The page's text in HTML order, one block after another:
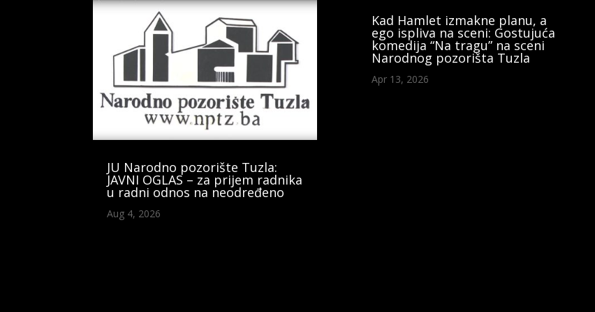
JU Narodno pozorište Tuzla:
JAVNI OGLAS – za prijem radnika
u radni odnos na neodređeno
Aug 4, 2026
Kad Hamlet izmakne planu, a
ego ispliva na sceni: Gostujuća
komedija “Na tragu” na sceni
Narodnog pozorišta Tuzla
Apr 13, 2026